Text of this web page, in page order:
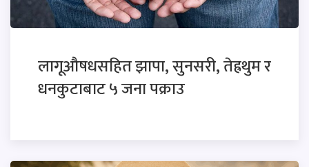
लागूऔषधसहित झापा, सुनसरी, तेह्रथुम र
धनकुटाबाट ५ जना पक्राउ